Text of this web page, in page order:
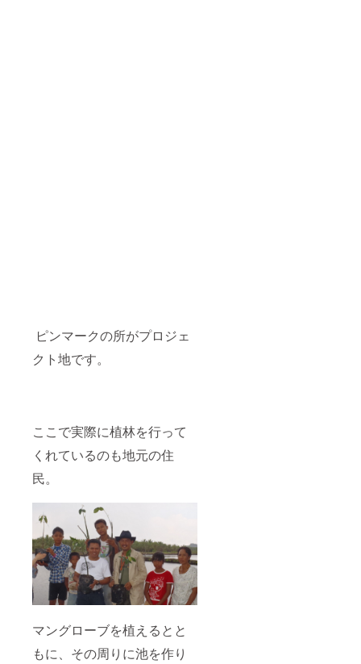
ピンマークの所がプロジェ
クト地です。
ここで実際に植林を行って
くれているのも地元の住
民。
マングローブを植えるとと
もに、その周りに池を作り